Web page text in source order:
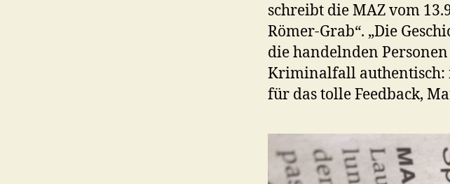
schreibt die MAZ vom
Römer-Grab“. „Die
die handelnden
Kriminalfall authentisch:
für das tolle Feedback,